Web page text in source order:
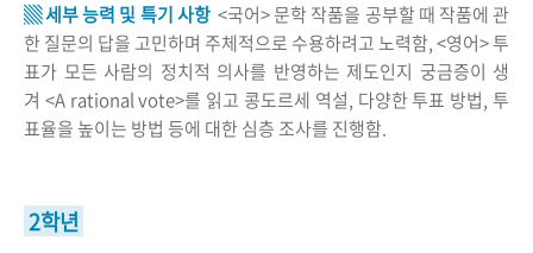
▒ 세부 능력 및 특기 사항<국어> 문학 작품을 공부할 때 작품에 관
한 질문의 답을 고민하며 주체적으로 수용하려고 노력함, <영어> 투
표가 모든 사람의 정치적 의사를 반영하는 제도인지 궁금증이 생
겨 <A rational vote>를 읽고 콩도르세 역설, 다양한 투표 방법, 투
표율을 높이는 방법 등에 대한 심층 조사를 진행함.
2학년